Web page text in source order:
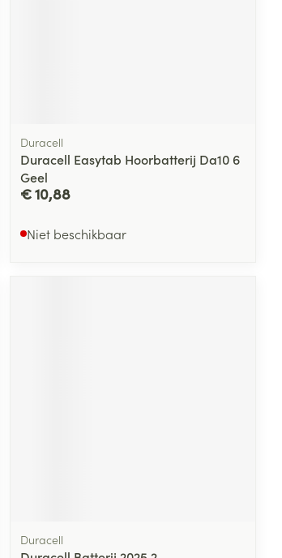
Duracell
Duracell Easytab Hoorbatterij Da10 6
Geel
€ 10,88
Niet beschikbaar
Duracell